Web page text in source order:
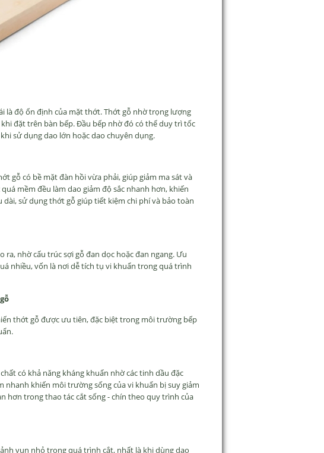
làđộ ổn định của mặt thớt. Thớt gỗ nhờ trọng lượng
đặt trên bàn bếp.Đầu bếp nhờđó có thể duy trì tốc
sử dụng dao lớn hoặc dao chuyên dụng.
gỗ có bề mặtđàn hồi vừa phải, giúp giảm ma sát và
quá mềm đều làm dao giảm độ sắc nhanh hơn, khiến
dài, sử dụng thớt gỗ giúp tiết kiệm chi phí và bảo toàn
ra, nhờ cấu trúc sợi gỗ đan dọc hoặcđan ngang. Ưu
nhiều, vốn là nơi dễ tích tụ vi khuẩn trong quá trình
thớt gỗ được ưu tiên,đặc biệt trong môi trường bếp
ất có khả năng kháng khuẩn nhờ các tinh dầu đặc
nhanh khiến môi trường sống của vi khuẩn bị suy giảm
hơn trong thao tác cắt sống - chín theo quy trình của
ảnh vụn nhỏ trong quá trình cắt, nhất là khi dùng dao